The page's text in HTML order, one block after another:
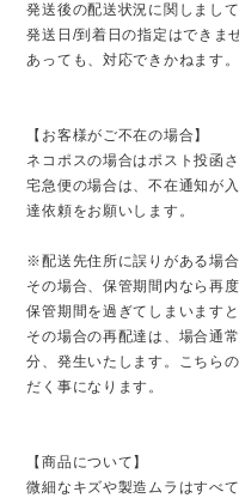
発送後の配送状況に関しまし
発送日/到着日の指定はできま
あっても、対応できかねます。
【お客様がご不在の場合】
ネコポスの場合はポスト投函さ
宅急便の場合は、不在通知が
達依頼をお願いします。
※配送先住所に誤りがある場
その場合、保管期間内なら再
保管期間を過ぎてしまいます
その場合の再配達は、場合通
分、発生いたします。こちら
だく事になります。
【商品について】
微細なキズや製造ムラはすべ